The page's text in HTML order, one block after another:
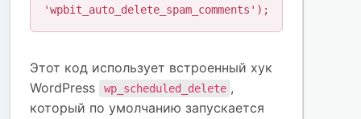
'wpbit_auto_delete_spam_comments');
Этот код использует встроенный хук
WordPress
wp_scheduled_delete ,
который по умолчанию запускается